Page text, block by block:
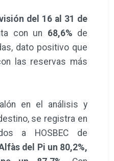
del 16 al 31 de
con un 68,6% de
dato positivo que
las reservas más
en el análisis y
se registra en
a HOSBEC de
del Pi un 80,2%,